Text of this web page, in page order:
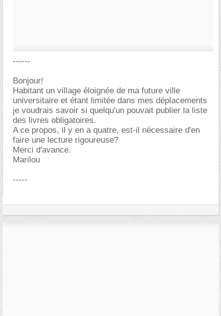
------
Bonjour!
Habitant un village éloignée de ma future ville
universitaire et étant limitée dans mes déplacements
je voudrais savoir si quelqu'un pouvait publier la liste
des livres obligatoires.
A ce propos, il y en a quatre, est-il nécessaire d'en
faire une lecture rigoureuse?
Merci d'avance.
Marilou
-----